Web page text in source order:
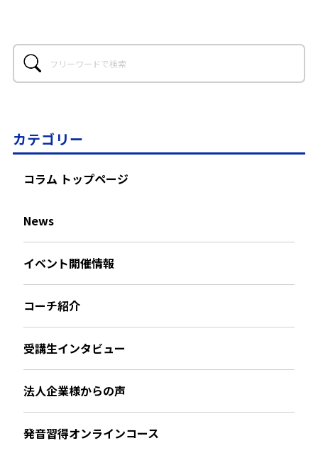
カテゴリー
コラム トップページ
News
イベント開催情報
コーチ紹介
受講生インタビュー
法人企業様からの声
発音習得オンラインコース